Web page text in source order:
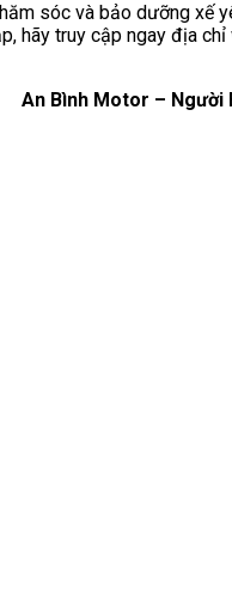
sóc và bảo dưỡng xế
hãy truy cập ngay địa
An Bình Motor – Người